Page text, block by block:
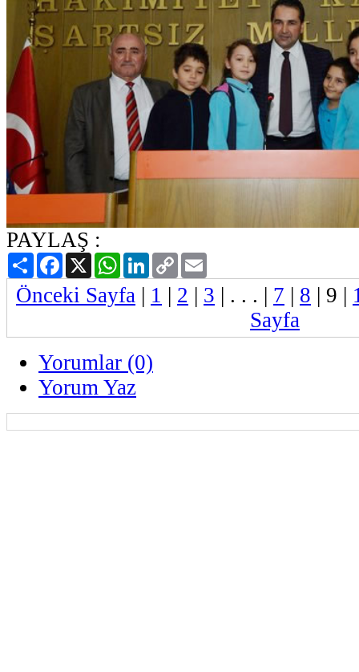
PAYLAŞ :
PaylaşFacebook
X WhatsAppLinkedIn
Copy
Link
Önceki Sayfa | 1 | 2 | 3 | . . . | 7 | 8 | 9 |
Sayfa
Yorumlar (0)
Yorum Yaz